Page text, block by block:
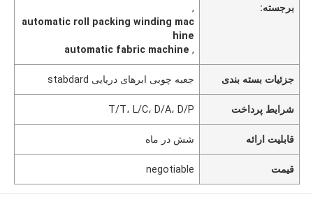
برجسته:
,
automatic roll packing winding mac
hine
,
automatic fabric machine
جزئیات بسته بندی جعبه چوبی ابرهای دریایی stabdard
شرایط پرداخت T/T، L/C، D/A، D/P
قابلیت ارائه شش در ماه
قیمت negotiable